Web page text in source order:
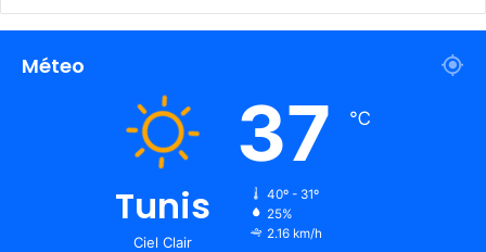
Méteo
Tunis
Ciel Clair
37 ℃
40º - 31º
25%
2.16 km/h